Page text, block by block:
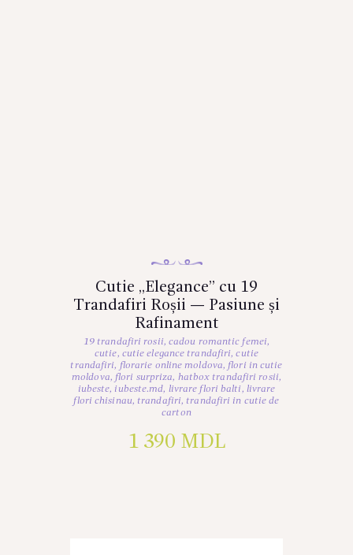
Cutie „Elegance” cu 19
Trandafiri Roșii — Pasiune și
Rafinament
19 trandafiri rosii, cadou romantic femei,
cutie, cutie elegance trandafiri,cutie
trandafiri, florarie online moldova, flori in cutie
moldova, flori surpriza, hatbox trandafiri rosii,
iubeste, iubeste.md, livrare flori balti, livrare
flori chisinau, trandafiri, trandafiri in cutie de
carton
1 390 MDL